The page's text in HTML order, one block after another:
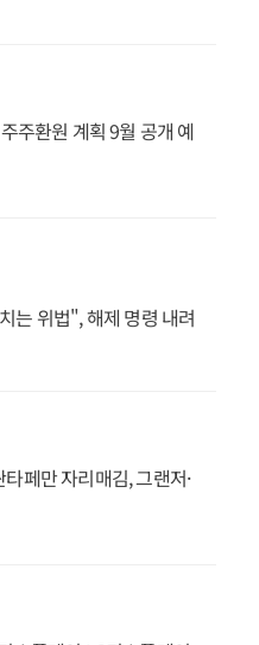
주환원 계획 9월 공개 예
는 위법", 해제 명령 내려
페만 자리매김, 그랜저·